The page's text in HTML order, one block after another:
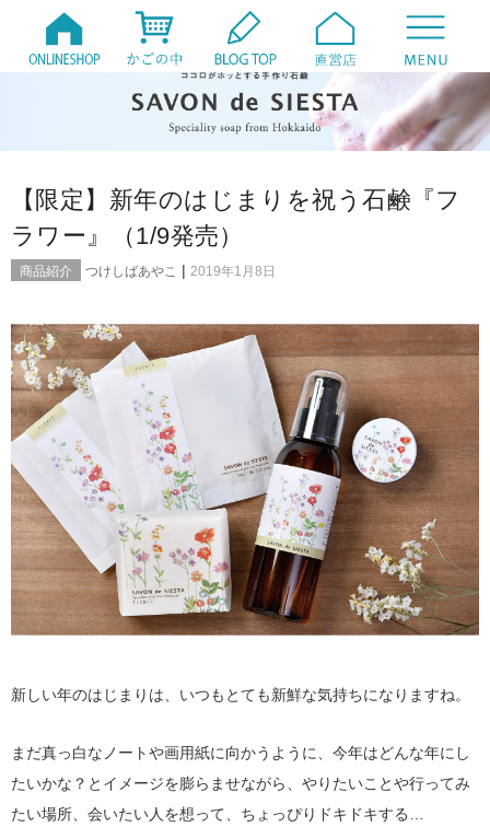
【限定】新年のはじまりを祝う石鹸『フ
ラワー』（1/9発売）
商品紹介 つけしばあやこ | 2019年1月8日
新しい年のはじまりは、いつもとても新鮮な気持ちになりますね。
まだ真っ白なノートや画用紙に向かうように、今年はどんな年にし
たいかな？とイメージを膨らませながら、やりたいことや行ってみ
たい場所、会いたい人を想って、ちょっぴりドキドキする…